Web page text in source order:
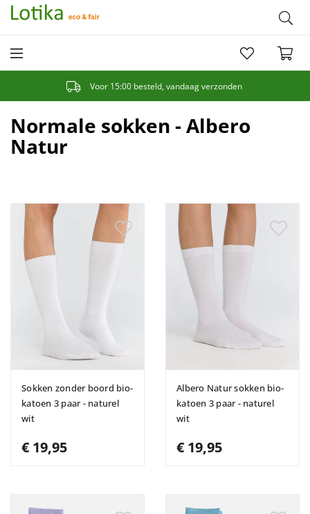
€5 korting bij inschrijving op de nieuwsbrief
Normale sokken - Albero
Natur
Sokken zonder boord bio-
katoen 3 paar - naturel
wit
€ 19,95
Albero Natur sokken bio-
katoen 3 paar - naturel
wit
€ 19,95